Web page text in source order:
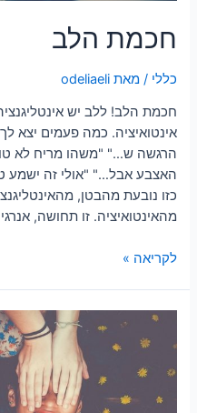
חכמת הלב
כללי / מאתodeliaeli
חכמת הלב! ללב יש
אינטואיציה. כמה פעמים יצא
הרגשה ש…" "משהו מריח לא
האצבע אבל…" "אולי זה ישמע
כזו נובעת מהבטן,
מהאינטואיציה. זו תחושה,
לקריאה »